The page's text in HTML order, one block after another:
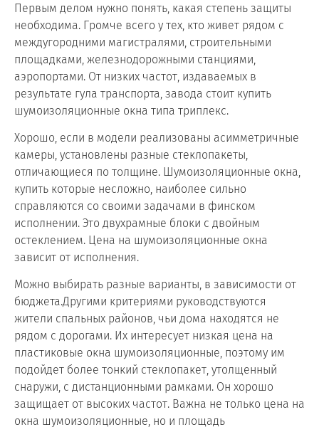
Первым делом нужно понять, какая степень защиты
необходима. Громче всего у тех, кто живет рядом с
междугородними магистралями, строительными
площадками, железнодорожными станциями,
аэропортами. От низких частот, издаваемых в
результате гула транспорта, завода стоит купить
шумоизоляционные окна типа триплекс.
Хорошо, если в модели реализованы асимметричные
камеры, установлены разные стеклопакеты,
отличающиеся по толщине. Шумоизоляционные окна,
купить которые несложно, наиболее сильно
справляются со своими задачами в финском
исполнении. Это двухрамные блоки с двойным
остеклением. Цена на шумоизоляционные окна
зависит от исполнения.
Можно выбирать разные варианты, в зависимости от
бюджета.Другими критериями руководствуются
жители спальных районов, чьи дома находятся не
рядом с дорогами. Их интересует низкая цена на
пластиковые окна шумоизоляционные, поэтому им
подойдет более тонкий стеклопакет, утолщенный
снаружи, с дистанционными рамками. Он хорошо
защищает от высоких частот. Важна не только цена на
окна шумоизоляционные, но и площадь